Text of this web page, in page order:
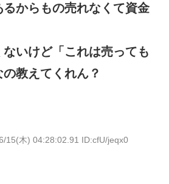
からもの売れなくて資金
いけど「これは売っても
教えてくれん？
15(木) 04:28:02.91 ID:cfU/jeqx0